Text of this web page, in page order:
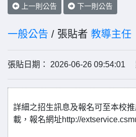
上一則公告 下一則公告
一般公告 / 張貼者 教導主任
張貼日期： 2026-06-26 09:54:01
詳細之招生訊息及報名可至本校
載，報名網址http://